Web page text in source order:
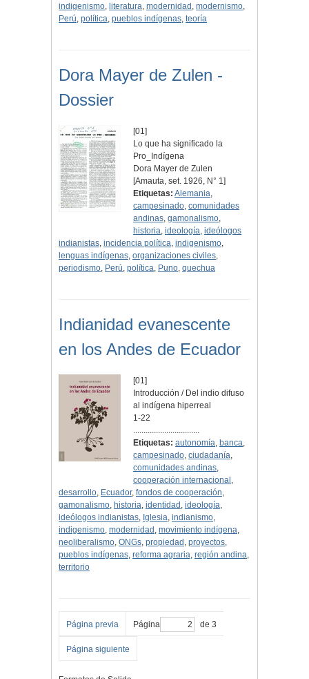
indigenismo, literatura, modernidad , modernismo,
Perú, política, pueblos indígenas, teoría
Dora Mayer de Zulen -
Dossier
[01]
Lo que ha significado la
Pro_Indígena
Dora Mayer de Zulen
[Amauta, set. 1926, N° 1]
Etiquetas: Alemania,
campesinado,comunidades
andinas,gamonalismo,
historia,ideología,ideólogos
indianistas, incidencia política, indigenismo,
lenguas indígenas, organizaciones civiles,
periodismo, Perú, política, Puno, quechua
Indianidad evanescente
en los Andes de Ecuador
[01]
Introducción / Del indio difuso
al indígena hiperreal
1-22
................................
Etiquetas: autonomía, banca,
campesinado,ciudadanía,
comunidades andinas,
cooperación internacional ,
desarrollo, Ecuador, fondos de cooperación,
gamonalismo, historia, identidad , ideología,
ideólogos indianistas, Iglesia, indianismo,
indigenismo, modernidad , movimiento indígena,
neoliberalismo, ONGs, propiedad , proyectos,
pueblos indígenas, reforma agraria, región andina,
territorio
Página previa Página de 3
Página siguiente